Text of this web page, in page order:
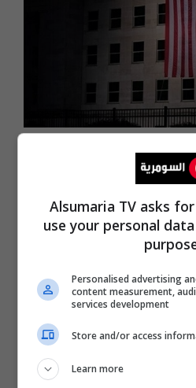
وتفاصيل قياديين
شملتهم العقوبات
Alsumaria TV asks
use your personal
Personalised advertising
content measurement,
services development
Store and/or access
Learn more